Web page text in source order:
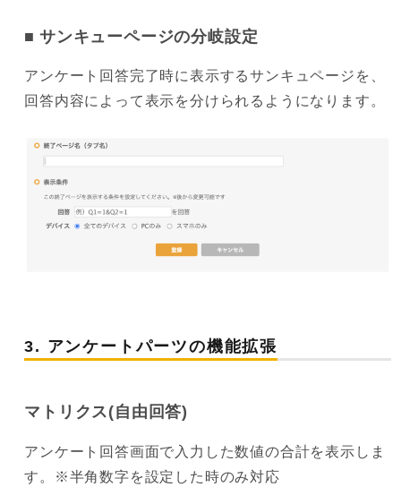
サンキューページの分岐設定
アンケート回答完了時に表示するサンキュページを、
回答内容によって表示を分けられるようになります。
3. アンケートパーツの機能拡張
マトリクス(自由回答)
アンケート回答画面で入力した数値の合計を表示しま
す。※半角数字を設定した時のみ対応